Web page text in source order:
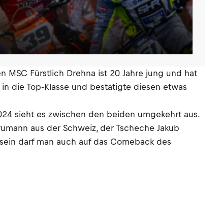
MSC Fürstlich Drehna ist 20 Jahre jung und hat
die Top-Klasse und bestätigte diesen etwas
sieht es zwischen den beiden umgekehrt aus.
aus der Schweiz, der Tscheche Jakub
darf man auch auf das Comeback des